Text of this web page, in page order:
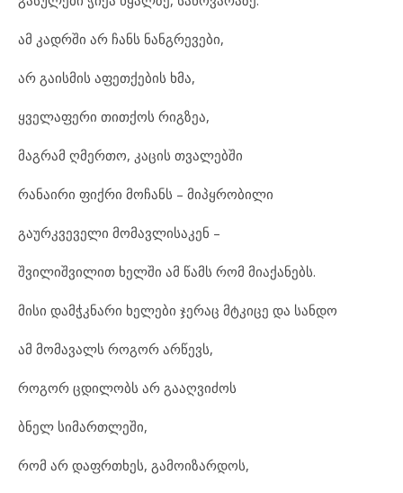
ამ კადრში არ ჩანს ნანგრევები,
არ გაისმის აფეთქების ხმა,
ყველაფერი თითქოს რიგზეა,
მაგრამ ღმერთო, კაცის თვალებში
რანაირი ფიქრი მოჩანს – მიპყრობილი
გაურკვეველი მომავლისაკენ –
შვილიშვილით ხელში ამ წამს რომ მიაქანებს.
მისი დამჭკნარი ხელები ჯერაც მტკიცე და სანდო
ამ მომავალს როგორ არწევს,
როგორ ცდილობს არ გააღვიძოს
ბნელ სიმართლეში,
რომ არ დაფრთხეს, გამოიზარდოს,